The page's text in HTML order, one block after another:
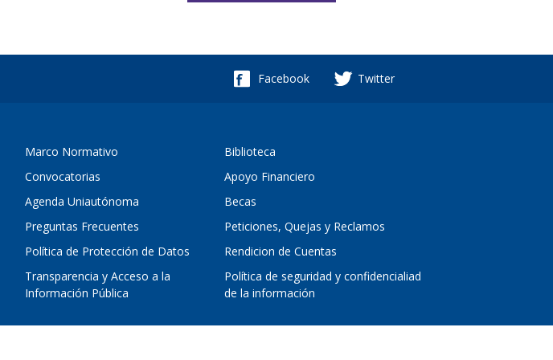
Facebook Twitter
Marco Normativo
Biblioteca
Convocatorias
Apoyo Financiero
Agenda Uniautónoma
Becas
Preguntas Frecuentes
Peticiones, Quejas y Reclamos
Política de Protección de Datos
Rendicion de Cuentas
Transparencia y Acceso a la
Información Pública
Política de seguridad y confidencialiad
de la información